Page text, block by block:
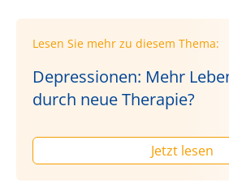
Lesen Sie mehr zu diesem Thema:
Depressionen: Mehr
durch neue Therapie?
Jetzt lesen